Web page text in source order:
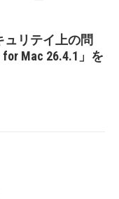
ュリテイ上の問
Mac 26.4.1」を